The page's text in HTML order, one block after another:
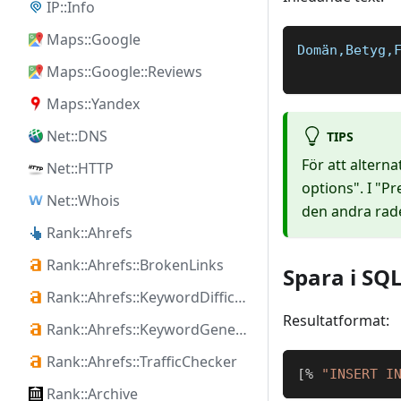
IP::Info
Maps::Google
Maps::Google::Reviews
Maps::Yandex
Net::DNS
Net::HTTP
Net::Whois
Rank::Ahrefs
Rank::Ahrefs::BrokenLinks
Rank::Ahrefs::KeywordDifficulty
Rank::Ahrefs::KeywordGenerator
Rank::Ahrefs::TrafficChecker
Rank::Archive
TIPS
För att
options". I
den andra
Spara i
Resultatformat:
[% "INSERT